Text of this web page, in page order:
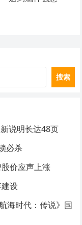
搜索
说明长达48页
必杀
价应声上涨
设
海时代：传说》国